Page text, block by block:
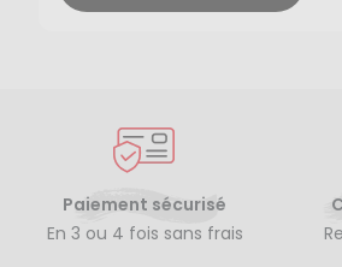
Paiement sécurisé
En 3 ou 4 fois sans frais